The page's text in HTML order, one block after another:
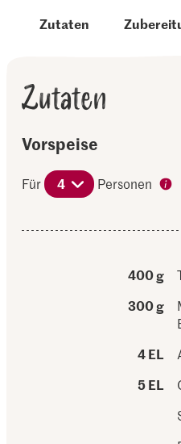
Zutaten
Zutaten
Vorspeise
Für 4 Personen
400 g
300 g
4 EL
5 EL